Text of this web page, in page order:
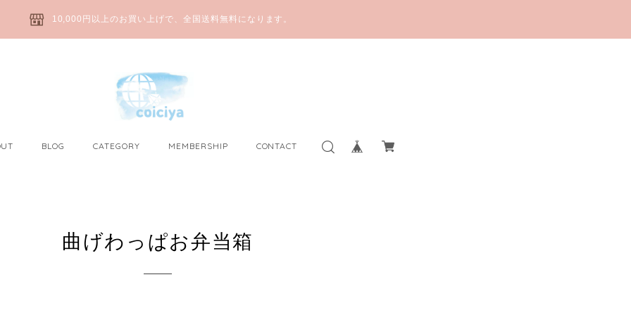
10,000円以上のお買い上げで、全国送料無料になります。
BLOG CATEGORY MEMBERSHIP CONTACT
曲げわっぱお弁当箱